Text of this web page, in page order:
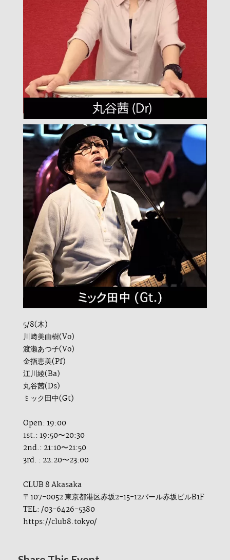
5/8(木)
川﨑美由樹(Vo)
渡瀬あつ子(Vo)
金指恵美(Pf)
江川綾(Ba)
丸谷茜(Ds)
ミック田中(Gt)
Open: 19:00
1st.: 19:50〜20:30
2nd.: 21:10〜21:50
3rd. : 22:20〜23:00
CLUB 8 Akasaka
〒107-0052 東京都港区赤坂2-15-12パール赤坂ビルB1F
TEL: /03-6426-5380
https://club8.tokyo/